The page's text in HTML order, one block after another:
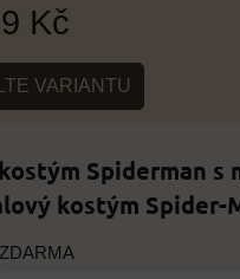
Kč
VARIANTU
Spiderman s
kostým Spider-